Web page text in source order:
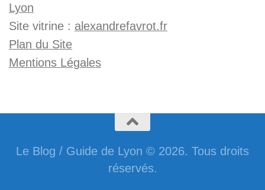
Lyon
Site vitrine : alexandrefavrot.fr
Plan du Site
Mentions Légales
Le Blog / Guide de Lyon © 2026. Tous droits
réservés.